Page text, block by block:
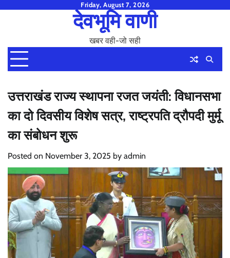
Friday, August 7, 2026
देवभूमि वाणी
खबर वही-जो सही
उत्तराखंड राज्य स्थापना रजत जयंती: विधानसभा
का दो दिवसीय विशेष सत्र, राष्ट्रपति द्रौपदी मुर्मू
का संबोधन शुरू
Posted on November 3, 2025 by admin